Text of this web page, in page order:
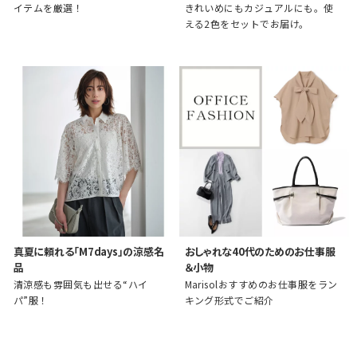
イテムを厳選！
きれいめにもカジュアルにも。使
える2色をセットでお届け。
真夏に頼れる「M7days」の涼感名
品
清涼感も雰囲気も出せる“ハイ
パ”服！
おしゃれな40代のためのお仕事服
＆小物
Marisolおすすめのお仕事服をラン
キング形式でご紹介